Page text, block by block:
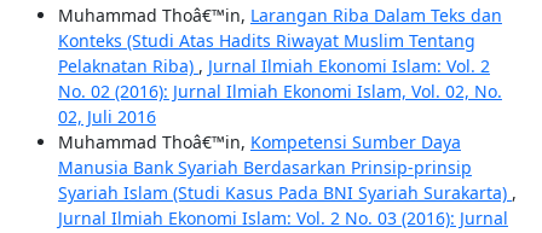
Muhammad Thoâ€™in, Larangan Riba Dalam Teks dan
Konteks (Studi Atas Hadits Riwayat Muslim Tentang
Pelaknatan Riba) , Jurnal Ilmiah Ekonomi Islam: Vol. 2
No. 02 (2016): Jurnal Ilmiah Ekonomi Islam, Vol. 02, No.
02, Juli 2016
Muhammad Thoâ€™in, Kompetensi Sumber Daya
Manusia Bank Syariah Berdasarkan Prinsip-prinsip
Syariah Islam (Studi Kasus Pada BNI Syariah Surakarta) ,
Jurnal Ilmiah Ekonomi Islam: Vol. 2 No. 03 (2016): Jurnal